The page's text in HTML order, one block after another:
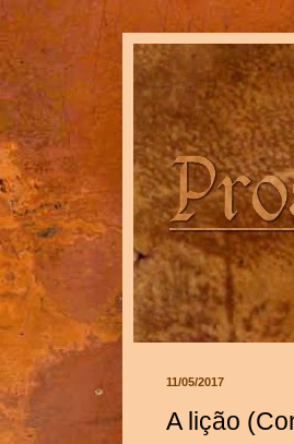
11/05/2017
A lição